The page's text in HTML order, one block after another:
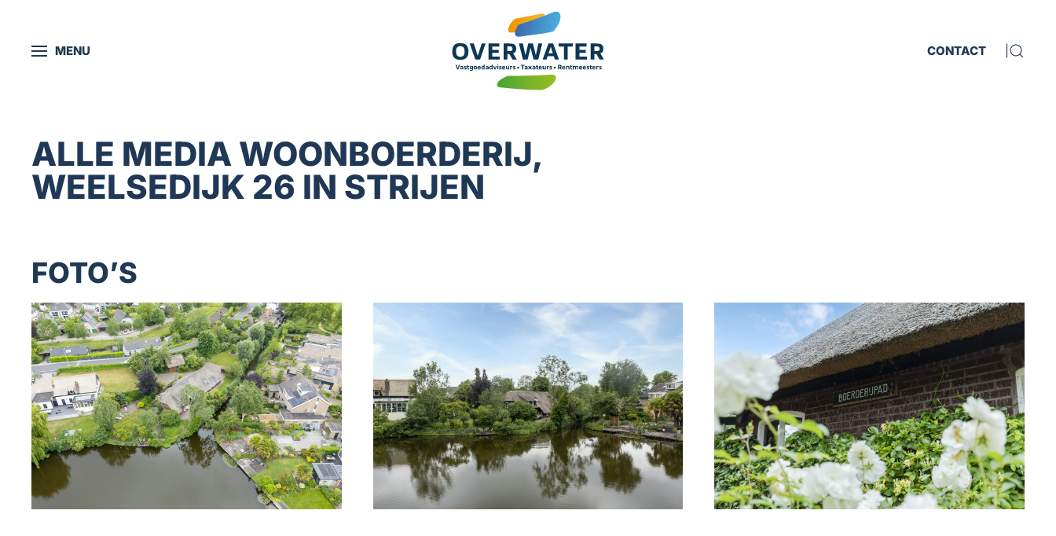
MENU
CONTACT
ALLE MEDIA WOONBOERDERIJ,
WEELSEDIJK 26 IN STRIJEN
FOTO’S